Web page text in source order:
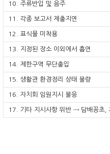
10. 주류반입 및 음주
11. 각종 보고서 제출지연
12. 표식물 미착용
13. 지정된 장소 이외에서 흡연
14. 제한구역 무단출입
15. 생활관 환경정리 상태 불량
16. 자치회 임원지시 불응
17. 기타 지시사항 위반 → 담배꽁초,